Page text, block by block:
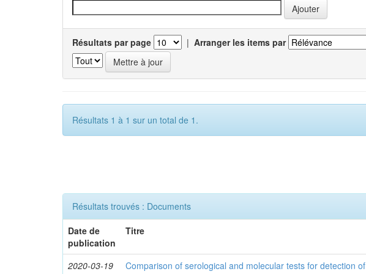
Résultats par page | Arranger les items par
Résultats 1 à 1 sur un total de 1.
Résultats trouvés : Documents
Date de
publication
Titre
2020-03-19
Comparison of serological and molecular tests for detection of